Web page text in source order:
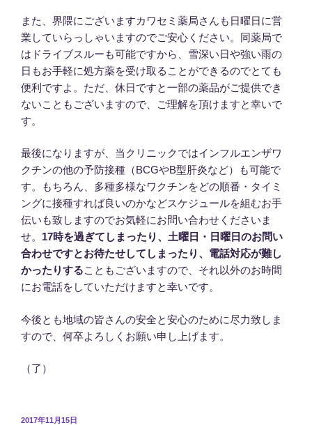
また、界隈にございますカワセミ薬局さんも日曜日に営
業していらっしゃいますのでご安心ください。同薬局で
はドライブスルーも可能ですから、雪深い日や強い雨の
日もお手軽に処方薬を受け取ることができるのでとても
便利ですよ。ただ、休日ですと一部の薬品がご提供でき
ないこともございますので、ご理解を頂けますと幸いで
す。
最後になりますが、当クリニックではインフルエンザワ
クチンの他の予防接種（BCGやB型肝炎など）も可能で
す。もちろん、多種多様なワクチンをどの順番・タイミ
ングに接種すれば良いのかなどスケジュールを組むお手
伝いも致しますのでお気軽にお問い合わせくださいま
せ。 17時を過ぎてしまったり、土曜日・日曜日のお問い
合わせですとお待たせしてしまったり、電話対応が難し
かったりすることもございますので、それ以外のお時間
にお電話をしていただけますと幸いです。
今後とも地域の皆さんの安全と安心のために尽力致しま
すので、何卒よろしくお願い申し上げます。
（了）
投
2017年11月15日